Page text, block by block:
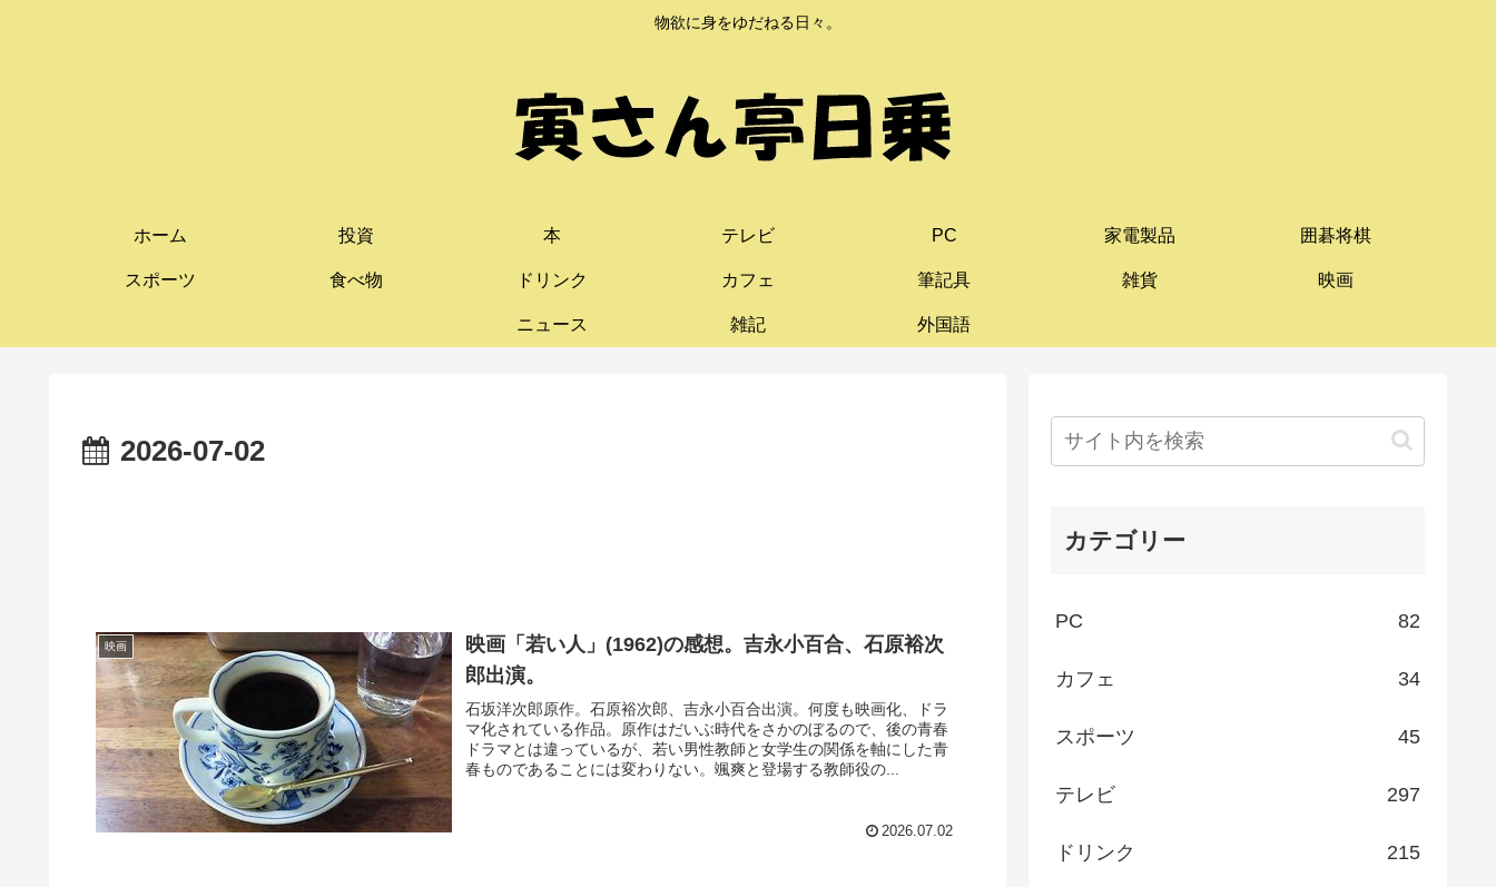
物欲に身をゆだねる日々。
ホーム 投資 本 テレビ PC 家電製品 囲碁将棋
スポーツ 食べ物 ドリンク カフェ 筆記具 雑貨 映画
ニュース 雑記 外国語
2026-07-02
映画
映画「若い人」(1962)の感想。吉永小百合、石原裕次
郎出演。
石坂洋次郎原作。石原裕次郎、吉永小百合出演。何度も映画化、ドラ
マ化されている作品。原作はだいぶ時代をさかのぼるので、後の青春
ドラマとは違っているが、若い男性教師と女学生の関係を軸にした青
春ものであることには変わりない。颯爽と登場する教師役の...
2026.07.02
カテゴリー
PC 82
カフェ 34
スポーツ 45
テレビ 297
ドリンク 215